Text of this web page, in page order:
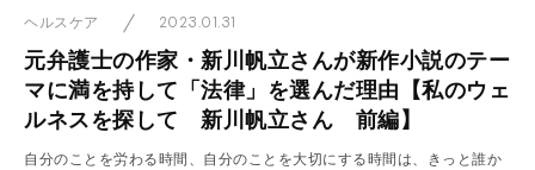
ヘルスケア 2023.01.31
元弁護士の作家・新川帆立さんが新作小説のテー
マに満を持して「法律」を選んだ理由【私のウェ
ルネスを探して 新川帆立さん 前編】
自分のことを労わる時間、自分のことを大切にする時間は、きっと誰か